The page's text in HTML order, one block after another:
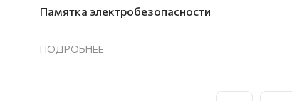
Памятка электробезопасности
ПОДРОБНЕЕ